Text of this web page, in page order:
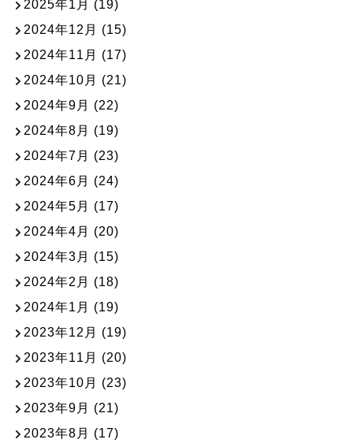
2025年1月 (19)
2024年12月 (15)
2024年11月 (17)
2024年10月 (21)
2024年9月 (22)
2024年8月 (19)
2024年7月 (23)
2024年6月 (24)
2024年5月 (17)
2024年4月 (20)
2024年3月 (15)
2024年2月 (18)
2024年1月 (19)
2023年12月 (19)
2023年11月 (20)
2023年10月 (23)
2023年9月 (21)
2023年8月 (17)